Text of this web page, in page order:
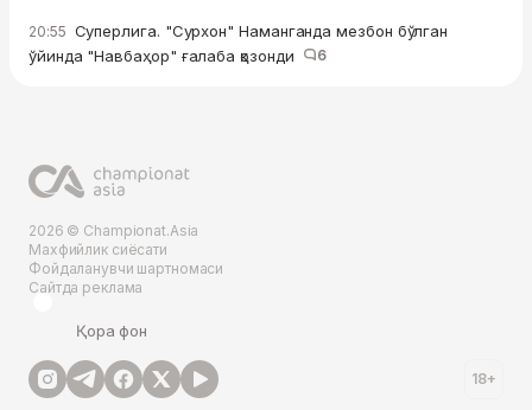
20:55 Суперлига. "Сурхон" Наманганда мезбон бўлган
ўйинда "Навбаҳор" ғалаба қозонди
6
2026 © Championat.Asia
Махфийлик сиёсати
Фойдаланувчи шартномаси
Сайтда реклама
Қора фон
18+